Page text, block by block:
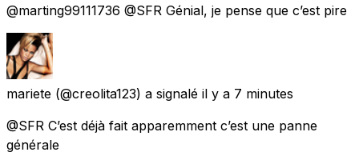
@marting99111736 @SFR Génial, je pense que c’est pire
mariete (@creolita123) a signalé il y a 7 minutes
@SFR C’est déjà fait apparemment c’est une panne
générale